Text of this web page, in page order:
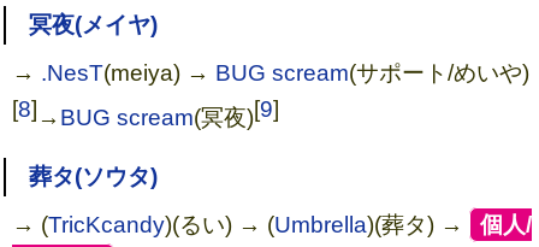
冥夜(メイヤ)
→ .NesT(meiya) → BUG scream(サポート/めいや)
[8] → BUG scream(冥夜)[9]
葬タ(ソウタ)
→ (TricKcandy)(るい) → (Umbrella)(葬タ) → [個人/